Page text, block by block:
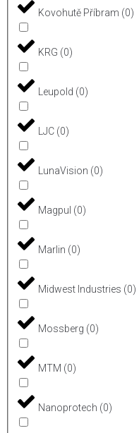
Kovohutě Příbram (0)
KRG (0)
Leupold (0)
LJC (0)
LunaVision (0)
Magpul (0)
Marlin (0)
Midwest Industries (0)
Mossberg (0)
MTM (0)
Nanoprotech (0)